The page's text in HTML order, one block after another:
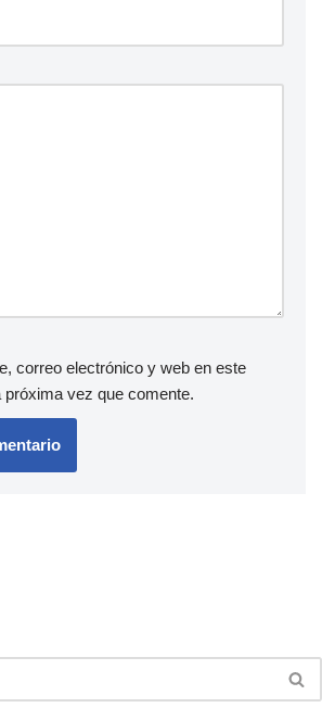
correo electrónico y web en este
próxima vez que comente.